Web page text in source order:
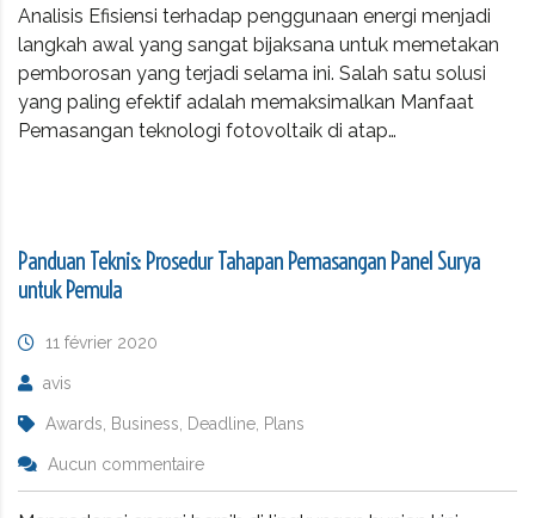
Analisis Efisiensi terhadap penggunaan energi menjadi
langkah awal yang sangat bijaksana untuk memetakan
pemborosan yang terjadi selama ini. Salah satu solusi
yang paling efektif adalah memaksimalkan Manfaat
Pemasangan teknologi fotovoltaik di atap…
Panduan Teknis: Prosedur Tahapan Pemasangan Panel Surya
untuk Pemula
11 février 2020
avis
Awards, Business, Deadline, Plans
Aucun commentaire